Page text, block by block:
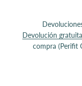
Devolución gratuita
compra (Perifit